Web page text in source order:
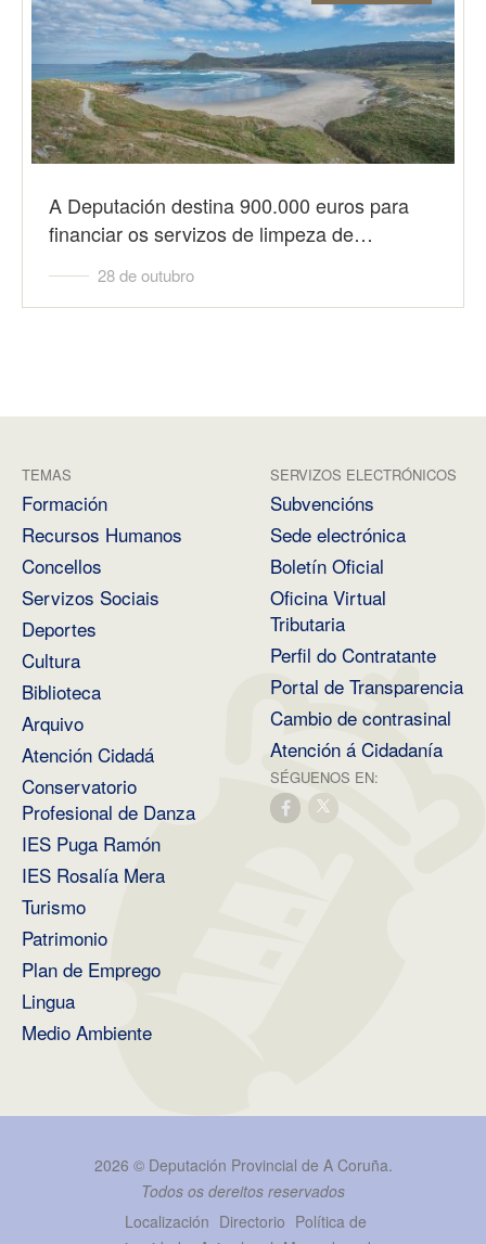
A Deputación destina 900.000 euros para
financiar os servizos de limpeza de…
28 de outubro
TEMAS
Formación
Recursos Humanos
Concellos
Servizos Sociais
Deportes
Cultura
Biblioteca
Arquivo
Atención Cidadá
Conservatorio
Profesional de Danza
IES Puga Ramón
IES Rosalía Mera
Turismo
Patrimonio
Plan de Emprego
Lingua
Medio Ambiente
SERVIZOS ELECTRÓNICOS
Subvencións
Sede electrónica
Boletín Oficial
Oficina Virtual
Tributaria
Perfil do Contratante
Portal de Transparencia
Cambio de contrasinal
Atención á Cidadanía
SÉGUENOS EN:
2026 © Deputación Provincial de A Coruña.
Todos os dereitos reservados
Localización Directorio Política de